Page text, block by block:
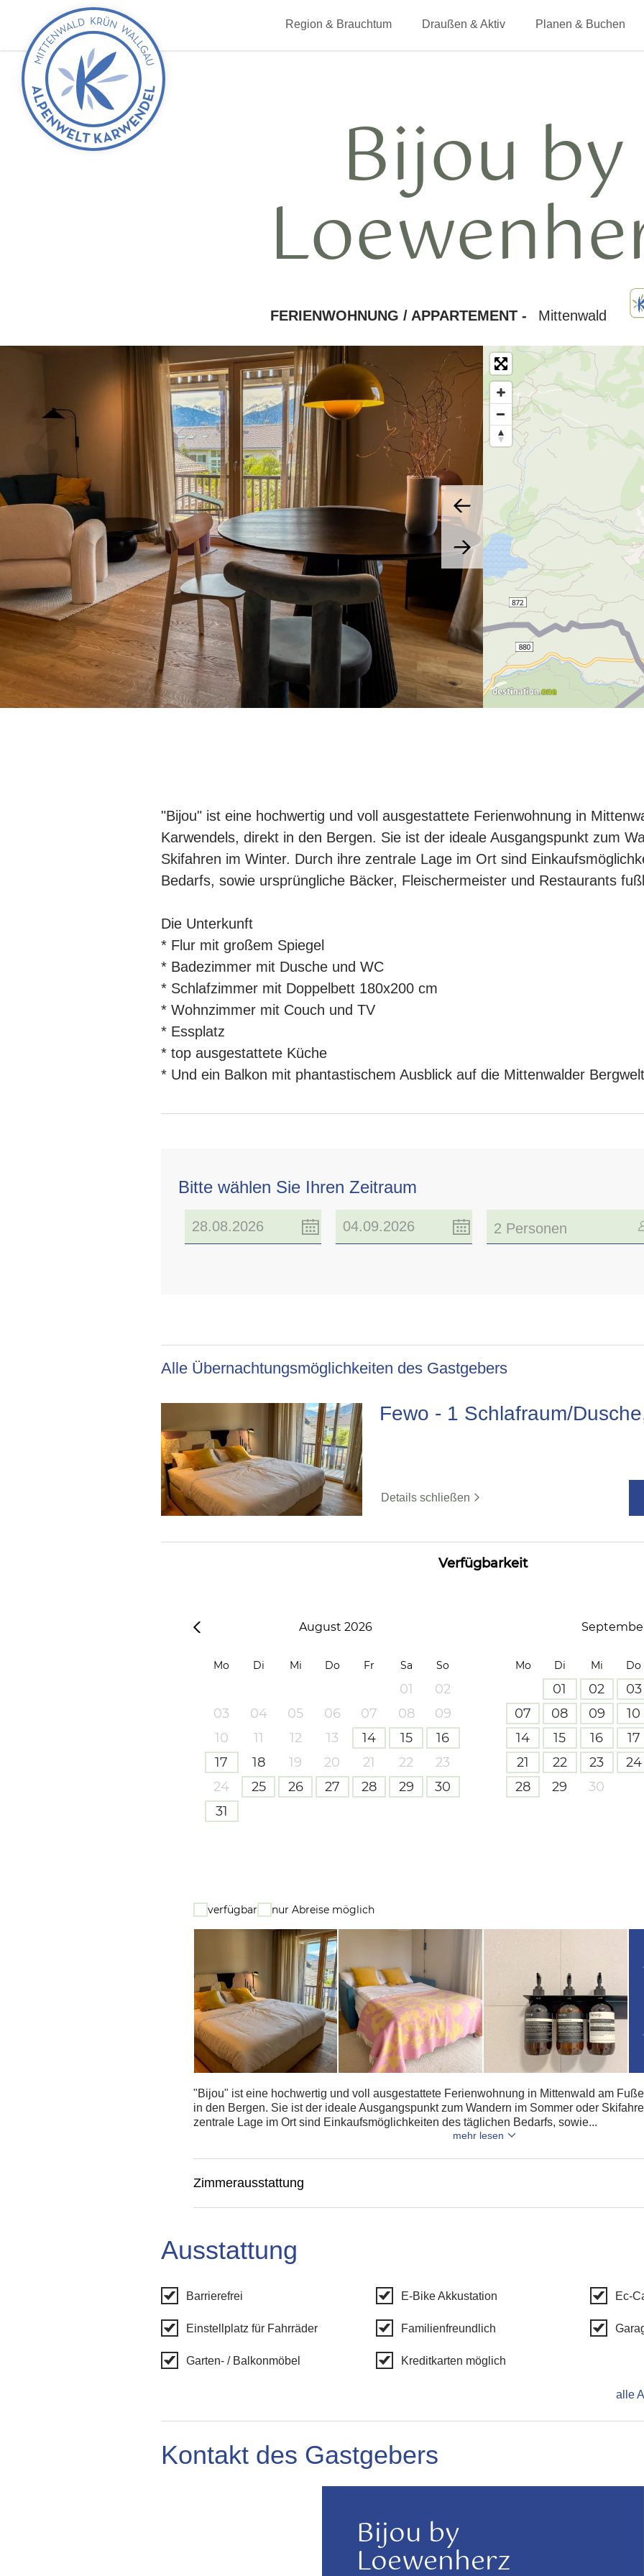
Region & Brauchtum Draußen & Aktiv Planen & Buchen
zurück
zur
Startseite
Bijou by
FERIENWOHNUNG / APPARTEMENT - Mittenwald
"Bijou" ist eine hochwertig und voll ausgestattete Ferienwohnung in
Karwendels, direkt in den Bergen. Sie ist der ideale Ausgangspunkt zum
Skifahren im Winter. Durch ihre zentrale Lage im Ort sind
Bedarfs, sowie ursprüngliche Bäcker, Fleischermeister und Restaurants
Die Unterkunft
* Flur mit großem Spiegel
* Badezimmer mit Dusche und WC
* Schlafzimmer mit Doppelbett 180x200 cm
* Wohnzimmer mit Couch und TV
* Essplatz
* top ausgestattete Küche
* Und ein Balkon mit phantastischem Ausblick auf die Mittenwalder Bergwelt
Bitte wählen Sie Ihren Zeitraum
2 Personen
Alle Übernachtungsmöglichkeiten des Gastgebers
Fewo - 1 Schlafraum/
Details schließen
Verfügbarkeit
August 2026
Mo Di Mi Do Fr Sa So
01
02
03
04 05 06 07 08
09
10
11 12 13 14 15
16
17
18 19 20 21 22
23
24
25 26 27 28 29
30
31
Mo Di Mi Do
01 02 03
07
08 09 10
14
15 16 17
21
22 23 24
28
29 30
verfügbar nur Abreise möglich
"Bijou" ist eine hochwertig und voll ausgestattete Ferienwohnung in Mittenwald am
in den Bergen. Sie ist der ideale Ausgangspunkt zum Wandern im Sommer oder
zentrale Lage im Ort sind Einkaufsmöglichkeiten des täglichen Bedarfs, sowie...
mehr lesen
Zimmerausstattung
Ausstattung
Barrierefrei E-Bike Akkustation Ec-
Einstellplatz für Fahrräder Familienfreundlich
Garten- / Balkonmöbel Kreditkarten möglich
alle
Kontakt des Gastgebers
Bijou by
Loewenherz